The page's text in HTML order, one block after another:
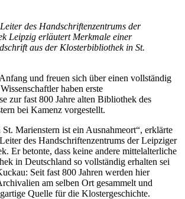
des Handschriftenzentrums der
Leipzig erläutert Merkmale einer
aus der Klosterbibliothek in St.
und freuen sich über einen vollständig
haben erste
zur fast 800 Jahre alten Bibliothek des
bei Kamenz vorgestellt.
Marienstern ist ein Ausnahmeort“, erklärte
des Handschriftenzentrums der Leipziger
Er betonte, dass keine andere mittelalterliche
in Deutschland so vollständig erhalten sei
Seit fast 800 Jahren werden hier
am selben Ort gesammelt und
Quelle für die Klostergeschichte.